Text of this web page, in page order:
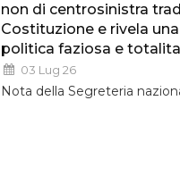
non di centrosinistra
Costituzione e rivela
politica faziosa e
03 Lug 26
Nota della Segreteria